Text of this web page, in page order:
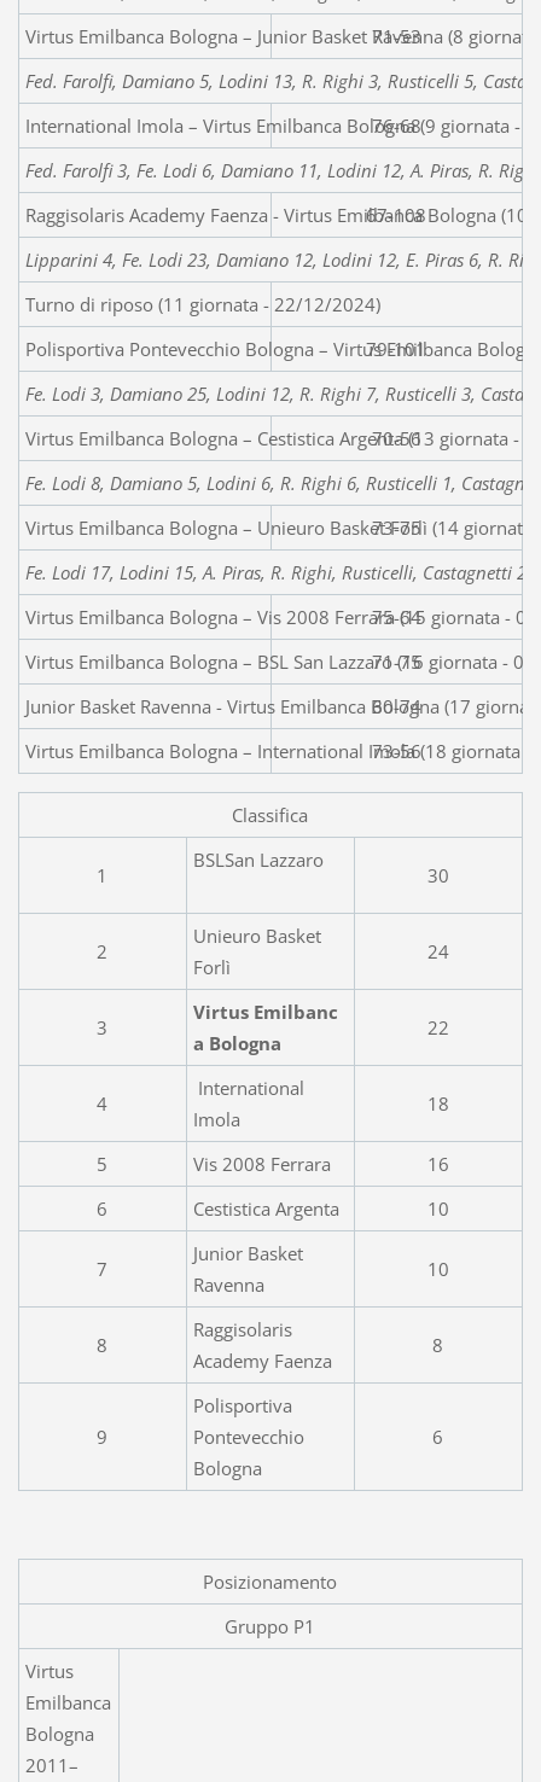
Virtus Emilbanca Bologna – Junior Basket Ravenna (8
71-53
Fed. Farolfi, Damiano 5, Lodini 13, R. Righi 3, Rusticelli 5,
International Imola – Virtus Emilbanca Bologna (9 giornata -
76-68
Fed. Farolfi 3, Fe. Lodi 6, Damiano 11, Lodini 12, A. Piras, R.
Raggisolaris Academy Faenza - Virtus Emilbanca Bologna
67-108
Lipparini 4, Fe. Lodi 23, Damiano 12, Lodini 12, E. Piras 6, R.
Turno di riposo (11 giornata - 22/12/2024)
Polisportiva Pontevecchio Bologna – Virtus Emilbanca
79-101
Fe. Lodi 3, Damiano 25, Lodini 12, R. Righi 7, Rusticelli 3,
Virtus Emilbanca Bologna – Cestistica Argenta (13 giornata -
70-56
Fe. Lodi 8, Damiano 5, Lodini 6, R. Righi 6, Rusticelli 1,
Virtus Emilbanca Bologna – Unieuro Basket Forlì (14
73-75
Fe. Lodi 17, Lodini 15, A. Piras, R. Righi, Rusticelli, Castagnetti
Virtus Emilbanca Bologna – Vis 2008 Ferrara (15 giornata -
75-64
Virtus Emilbanca Bologna – BSL San Lazzaro (16 giornata -
71-75
Junior Basket Ravenna - Virtus Emilbanca Bologna (17
60-74
Virtus Emilbanca Bologna – International Imola (18 giornata
73-56
Classifica
1
BSLSan Lazzaro
30
2
Unieuro Basket
Forlì
24
3
Virtus Emilbanc
a Bologna
22
4
International
Imola
18
5 Vis 2008 Ferrara
16
6
Cestistica Argenta 10
7
Junior Basket
Ravenna
10
8
Raggisolaris
Academy Faenza
8
9
Polisportiva
Pontevecchio
Bologna
6
Posizionamento
Gruppo P1
Virtus
Emilbanca
Bologna
2011–